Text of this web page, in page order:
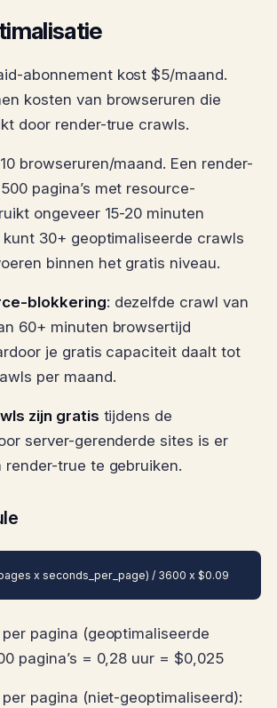
abonnement kost $5/maand.
kosten van browseruren die
door render-true crawls.
browseruren/maand. Een render-
pagina’s met resource-
ongeveer 15-20 minuten
30+ geoptimaliseerde crawls
binnen het gratis niveau.
blokkering: dezelfde crawl van
60+ minuten browsertijd
je gratis capaciteit daalt tot
per maand.
zijn gratis tijdens de
server-gerenderde sites is er
render-true te gebruiken.
x seconds_per_page) / 3600 x $0.09
pagina (geoptimaliseerde
pagina’s = 0,28 uur = $0,025
pagina (niet-geoptimaliseerd):